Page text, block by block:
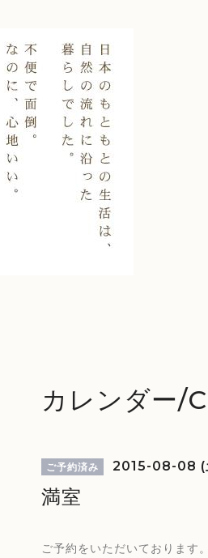
カレンダー/
ご予約済み 2015-08-08 (
満室
ご予約をいただいております。